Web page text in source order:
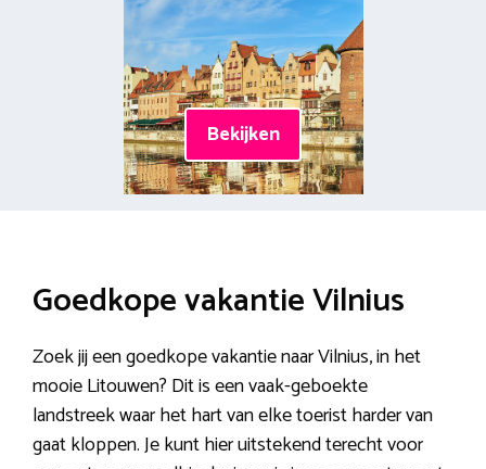
Bekijken
Goedkope vakantie Vilnius
Zoek jij een goedkope vakantie naar Vilnius, in het
mooie Litouwen? Dit is een vaak-geboekte
landstreek waar het hart van elke toerist harder van
gaat kloppen. Je kunt hier uitstekend terecht voor